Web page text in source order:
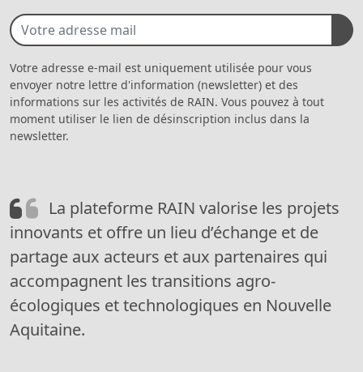
Votre adresse e-mail est uniquement utilisée pour vous
envoyer notre lettre d'information (newsletter) et des
informations sur les activités de RAIN. Vous pouvez à tout
moment utiliser le lien de désinscription inclus dans la
newsletter.
La plateforme RAIN valorise les projets
innovants et offre un lieu d’échange et de
partage aux acteurs et aux partenaires qui
accompagnent les transitions agro-
écologiques et technologiques en Nouvelle
Aquitaine.